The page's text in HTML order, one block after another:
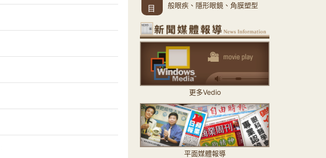
目
般眼疾、隱形眼鏡、角膜塑型
更多Vedio
平面媒體報導